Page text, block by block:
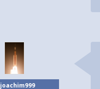
joachim999